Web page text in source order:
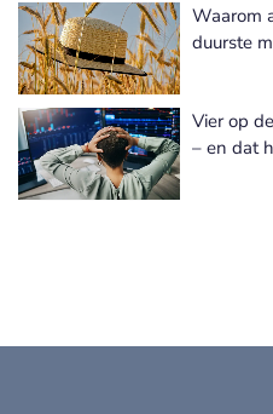
Waarom
duurste
Vier op
– en dat